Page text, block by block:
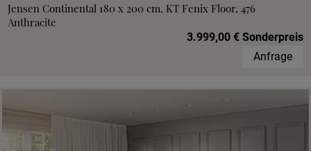
Jensen Continental 180 x 200 cm, KT Fenix Floor, 476
Anthracite
3.999,00 € Sonderpreis
Anfrage